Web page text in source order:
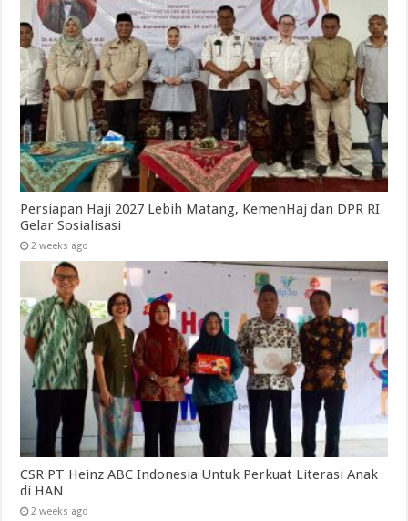
Persiapan Haji 2027 Lebih Matang, KemenHaj dan DPR RI
Gelar Sosialisasi
2 weeks ago
CSR PT Heinz ABC Indonesia Untuk Perkuat Literasi Anak
di HAN
2 weeks ago